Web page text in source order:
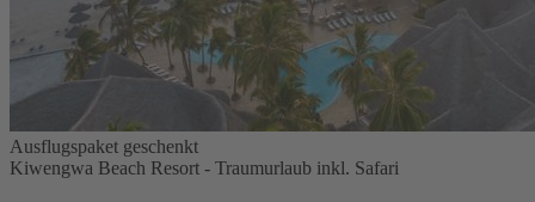
Ausflugspaket geschenkt
Kiwengwa Beach Resort - Traumurlaub inkl. Safari